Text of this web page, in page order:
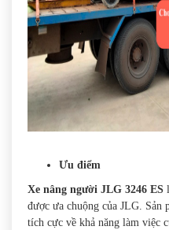
Ưu điểm
Xe nâng người JLG 3246 ES
được ưa chuộng của JLG. Sản
tích cực về khả năng làm việc